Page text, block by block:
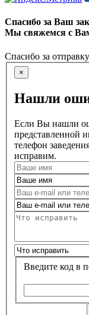
Спасибо за Ваш
Мы свяжемся с
Спасибо за
×
Нашли
Если Вы нашли
представленной
телефон
исправим.
Введите код в